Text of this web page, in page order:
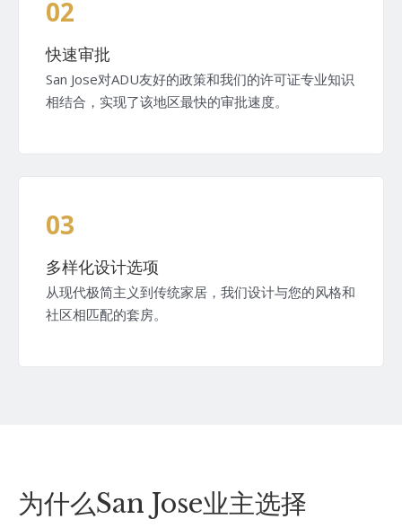
02
快速审批
San Jose对ADU友好的政策和我们的许可证专业知识
相结合，实现了该地区最快的审批速度。
03
多样化设计选项
从现代极简主义到传统家居，我们设计与您的风格和
社区相匹配的套房。
为什么San Jose业主选择